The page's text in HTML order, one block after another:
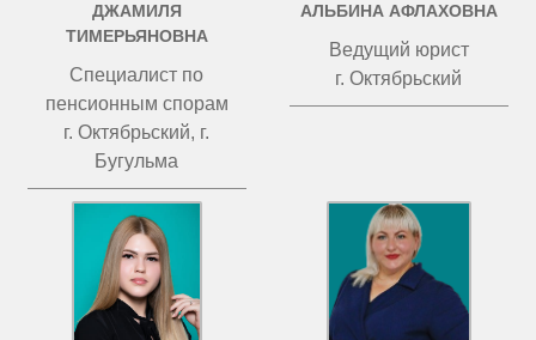
ДЖАМИЛЯ
ТИМЕРЬЯНОВНА
Специалист по
пенсионным спорам
г. Октябрьский, г.
Бугульма
АЛЬБИНА АФЛАХОВНА
Ведущий юрист
г. Октябрьский